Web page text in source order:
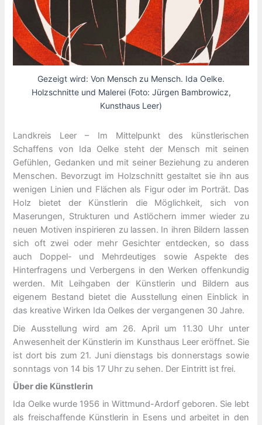
Gezeigt wird: Von Mensch zu Mensch. Ida Oelke.
Holzschnitte und Malerei (Foto: Jürgen Bambrowicz,
Kunsthaus Leer)
Landkreis Leer – Im Mittelpunkt des künstlerischen
Schaffens von Ida Oelke steht der Mensch mit seinen
Gefühlen, Gedanken und mit seiner Beziehung zu anderen
Menschen. Bevorzugt im Holzschnitt gestaltet sie ihn aus
wenigen Linien und Flächen als Figur oder im Porträt. Das
Holz bietet der Künstlerin die Möglichkeit, sich von
Maserungen, Strukturen und Astlöchern immer wieder zu
neuen Motiven inspirieren zu lassen. In ihren Bildern lassen
sich oft zwei oder mehr Gesichter entdecken, so dass
auch Doppel- und Mehrdeutiges sowie Aspekte des
Hinterfragens und Verbergens in den Werken offenkundig
werden. Mit Leihgaben der Künstlerin und Bildern aus
eigenem Bestand bietet die Ausstellung einen Einblick in
das kreative Wirken Ida Oelkes der vergangenen 30 Jahre.
Die Ausstellung wird am 26. April um 11.30 Uhr unter
Anwesenheit der Künstlerin im Kunsthaus Leer eröffnet. Sie
ist dort bis zum 21. Juni dienstags bis donnerstags sowie
sonntags von 14 bis 17 Uhr zu sehen. Der Eintritt ist frei.
Über die Künstlerin
Ida Oelke wurde 1956 in Wittmund-Ardorf geboren. Sie lebt
als freischaffende Künstlerin in Esens und arbeitet in den